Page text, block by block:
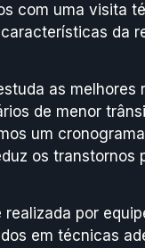
com uma visita
da
as melhores
de menor
um
os transtornos
por
em técnicas